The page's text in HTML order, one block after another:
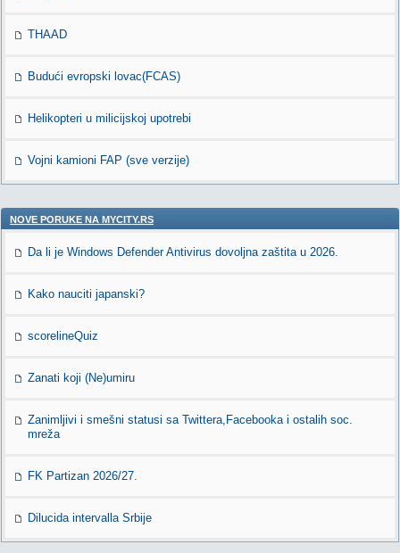
THAAD
Budući evropski lovac(FCAS)
Helikopteri u milicijskoj upotrebi
Vojni kamioni FAP (sve verzije)
NOVE PORUKE NA MYCITY.RS
Da li je Windows Defender Antivirus dovoljna zaštita u 2026.
Kako nauciti japanski?
scorelineQuiz
Zanati koji (Ne)umiru
Zanimljivi i smešni statusi sa Twittera,Facebooka i ostalih soc.
mreža
FK Partizan 2026/27.
Dilucida intervalla Srbije